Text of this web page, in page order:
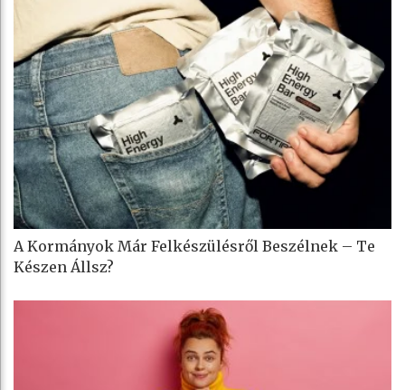
A Kormányok Már Felkészülésről Beszélnek – Te
Készen Állsz?